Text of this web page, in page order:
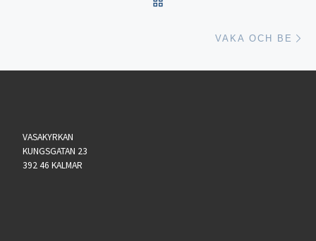
VAKA OCH BE
VASAKYRKAN
KUNGSGATAN 23
392 46 KALMAR